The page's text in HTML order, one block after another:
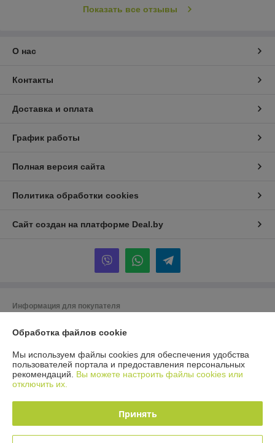
Показать все отзывы
О нас
Контакты
Доставка и оплата
График работы
Полная версия сайта
Политика обработки cookies
Сайт создан на платформе Deal.by
Информация для покупателя
Орландо»
(офис 3д)
Регистрационный номер ЕГР: 193951532
Регистрационный орган: Минский горисполком
Обработка файлов cookie
Мы используем файлы cookies для обеспечения удобства
пользователей портала и предоставления персональных
рекомендаций. Вы можете настроить файлы cookies или
отключить их.
Принять